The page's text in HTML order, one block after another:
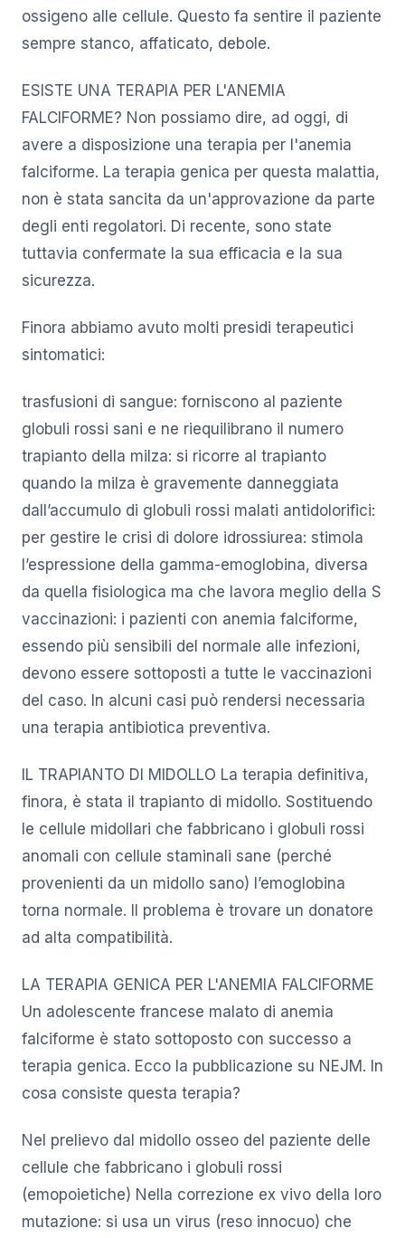
ossigeno alle cellule. Questo fa sentire il paziente
sempre stanco, affaticato, debole.
ESISTE UNA TERAPIA PER L'ANEMIA
FALCIFORME? Non possiamo dire, ad oggi, di
avere a disposizione una terapia per l'anemia
falciforme. La terapia genica per questa malattia,
non è stata sancita da un'approvazione da parte
degli enti regolatori. Di recente, sono state
tuttavia confermate la sua efficacia e la sua
sicurezza.
Finora abbiamo avuto molti presidi terapeutici
sintomatici:
trasfusioni di sangue: forniscono al paziente
globuli rossi sani e ne riequilibrano il numero
trapianto della milza: si ricorre al trapianto
quando la milza è gravemente danneggiata
dall’accumulo di globuli rossi malati antidolorifici:
per gestire le crisi di dolore idrossiurea: stimola
l’espressione della gamma-emoglobina, diversa
da quella fisiologica ma che lavora meglio della S
vaccinazioni: i pazienti con anemia falciforme,
essendo più sensibili del normale alle infezioni,
devono essere sottoposti a tutte le vaccinazioni
del caso. In alcuni casi può rendersi necessaria
una terapia antibiotica preventiva.
IL TRAPIANTO DI MIDOLLO La terapia definitiva,
finora, è stata il trapianto di midollo. Sostituendo
le cellule midollari che fabbricano i globuli rossi
anomali con cellule staminali sane (perché
provenienti da un midollo sano) l’emoglobina
torna normale. Il problema è trovare un donatore
ad alta compatibilità.
LA TERAPIA GENICA PER L'ANEMIA FALCIFORME
Un adolescente francese malato di anemia
falciforme è stato sottoposto con successo a
terapia genica. Ecco la pubblicazione su NEJM. In
cosa consiste questa terapia?
Nel prelievo dal midollo osseo del paziente delle
cellule che fabbricano i globuli rossi
(emopoietiche) Nella correzione ex vivo della loro
mutazione: si usa un virus (reso innocuo) che